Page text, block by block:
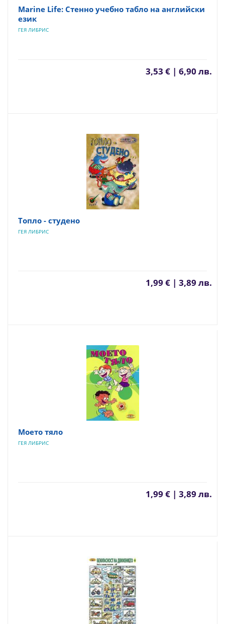
Marine Life: Стенно учебно табло на английски
език
ГЕЯ ЛИБРИС
3,53 € | 6,90 лв.
Топло - студено
ГЕЯ ЛИБРИС
1,99 € | 3,89 лв.
Моето тяло
ГЕЯ ЛИБРИС
1,99 € | 3,89 лв.